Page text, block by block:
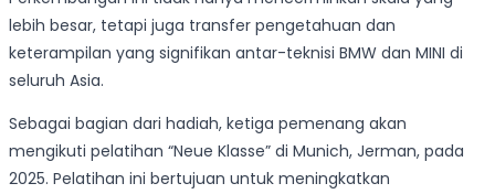
lebih besar, tetapi juga transfer pengetahuan dan
keterampilan yang signifikan antar-teknisi BMW dan MINI di
seluruh Asia.
Sebagai bagian dari hadiah, ketiga pemenang akan
mengikuti pelatihan “Neue Klasse” di Munich, Jerman, pada
2025. Pelatihan ini bertujuan untuk meningkatkan